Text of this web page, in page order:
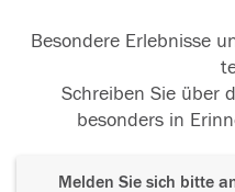
Besondere Erlebnisse
Schreiben Sie über
besonders in
Melden Sie sich bitte